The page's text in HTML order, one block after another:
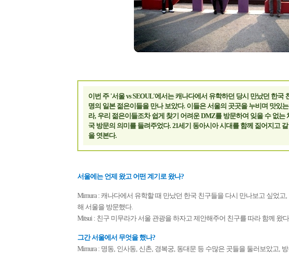
이번 주 '서울 vs SEOUL'에서는 캐나다에서 유학하던 당시 만났던 한국
명의 일본 젊은이들을 만나 보았다. 이들은 서울의 곳곳을 누비며 맛있
라, 우리 젊은이들조차 쉽게 찾기 어려운 DMZ를 방문하여 잊을 수 없는
국 방문의 의미를 들려주었다. 21세기 동아시아 시대를 함께 짊어지고
을 엿본다.
서울에는 언제 왔고 어떤 계기로 왔나?
Mimura : 캐나다에서 유학할 때 만났던 한국 친구들을 다시 만나보고 싶었고
해 서울을 방문했다.
Mitsui : 친구 미무라가 서울 관광을 하자고 제안해주어 친구를 따라 함께 왔
그간 서울에서 무엇을 했나?
Mimura : 명동, 인사동, 신촌, 경복궁, 동대문 등 수많은 곳들을 둘러보았고,